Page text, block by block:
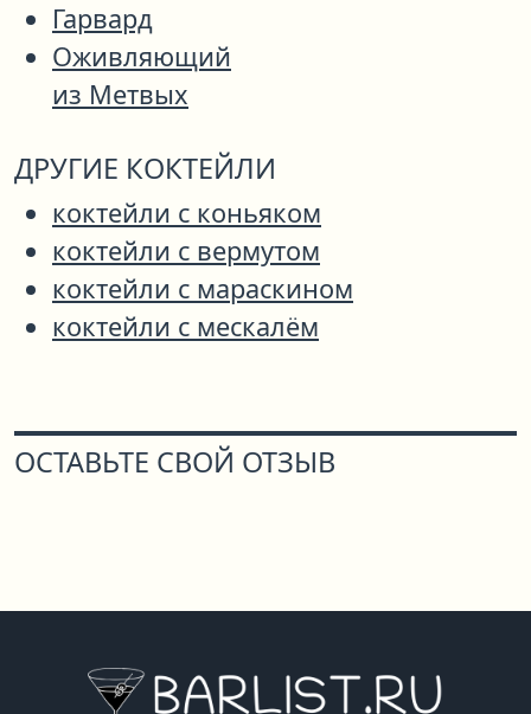
Гарвард
Оживляющий
из Метвых
ДРУГИЕ КОКТЕЙЛИ
коктейли с коньяком
коктейли с вермутом
коктейли с мараскином
коктейли с мескалём
ОСТАВЬТЕ СВОЙ ОТЗЫВ